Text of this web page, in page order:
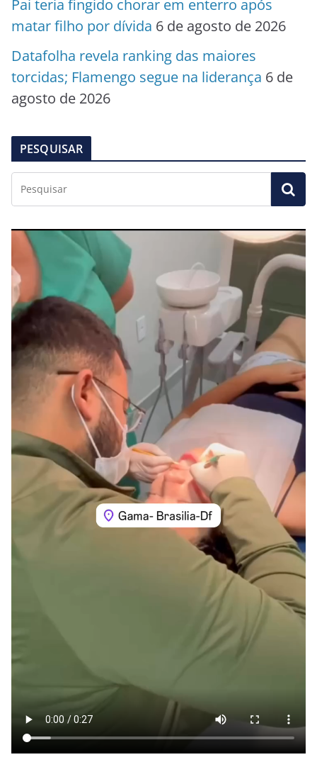
Pai teria fingido chorar em enterro após
matar filho por dívida 6 de agosto de 2026
Datafolha revela ranking das maiores
torcidas; Flamengo segue na liderança 6 de
agosto de 2026
PESQUISAR